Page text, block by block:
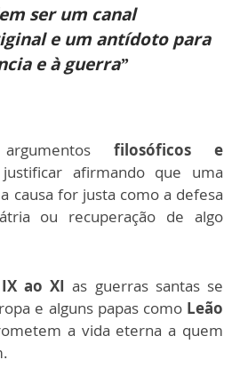
ser um canal
e um antídoto para
e à guerra”
filosóficos e
afirmando que uma
causa for justa como a defesa
ou recuperação de algo
IX ao XIas guerras santas se
e alguns papas como Leão
a vida eterna a quem